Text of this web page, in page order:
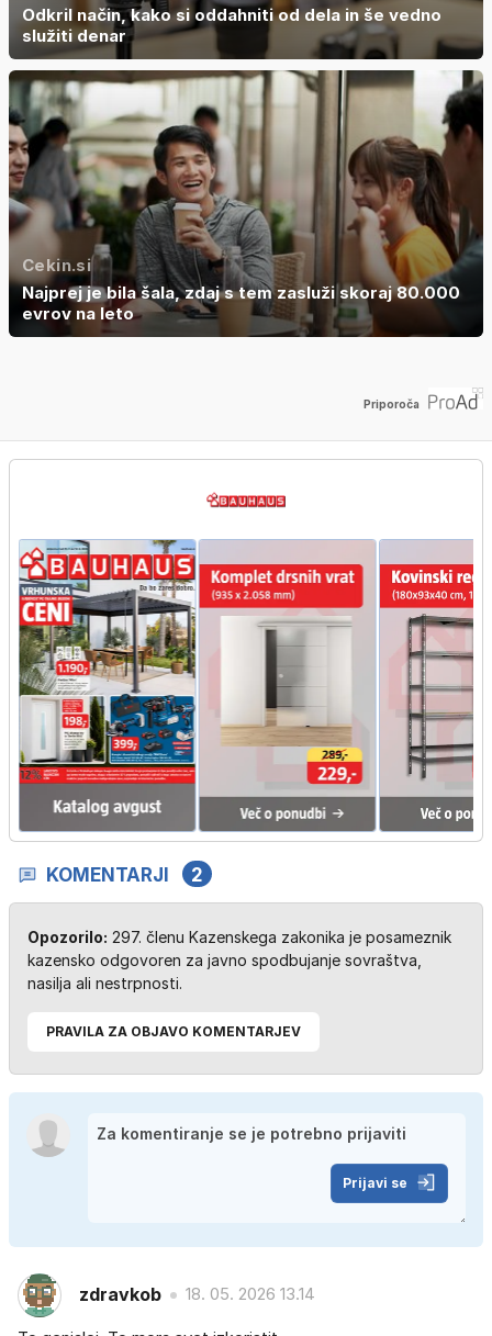
Odkril način, kako si oddahniti od dela in še vedno
služiti denar
Cekin.si
Najprej je bila šala, zdaj s tem zasluži skoraj 80.000
evrov na leto
Priporoča
KOMENTARJI 2
Opozorilo: 297. členu Kazenskega zakonika je posameznik
kazensko odgovoren za javno spodbujanje sovraštva,
nasilja ali nestrpnosti.
PRAVILA ZA OBJAVO KOMENTARJEV
Prijavi se
zdravkob 18. 05. 2026 13.14